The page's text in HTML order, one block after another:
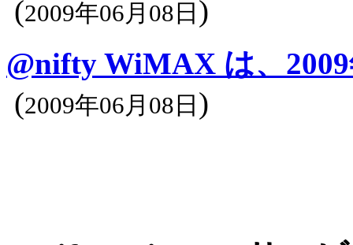
(2009年06月08日 )
@nifty WiMAX は、
(2009年06月08日 )